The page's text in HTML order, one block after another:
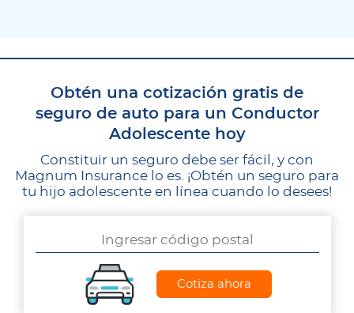
Obtén una cotización gratis de
seguro de auto para un Conductor
Adolescente hoy
Constituir un seguro debe ser fácil, y con
Magnum Insurance lo es. ¡Obtén un seguro para
tu hijo adolescente en línea cuando lo desees!